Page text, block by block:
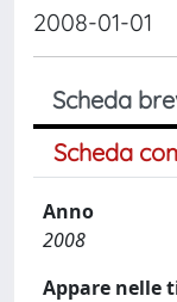
2008-01-01
Scheda
Scheda
Anno
2008
Appare nelle